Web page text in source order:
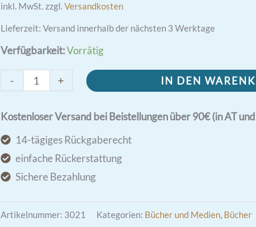
inkl. MwSt.zzgl.Versandkosten
Lieferzeit: Versand innerhalb der nächsten 3 Werktage
Verfügbarkeit:Vorrätig
-
Pater
im
Verhör
-
Geheime
+ IN DEN
Kostenloser Versand bei Beistellungen über 90€ (in AT
14-tägiges Rückgaberecht
einfache Rückerstattung
Sichere Bezahlung
Artikelnummer: 3021 Kategorien: Bücher und Medien, Bücher